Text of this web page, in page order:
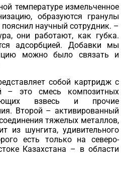
температуре измельченное
образуются гранулы
научный сотрудник. –
они работают, как губка.
адсорбцией. Добавки мы
можно было связать и
собой картридж с
– это смесь композитных
взвесь и прочие
Второй – активированный
тяжелых металлов,
из шунгита, удивительного
есть только на северо-
Казахстана – в области